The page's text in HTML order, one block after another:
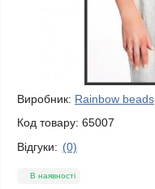
Виробник: Rainbow beads
Код товару: 65007
Відгуки: (0)
В наявності